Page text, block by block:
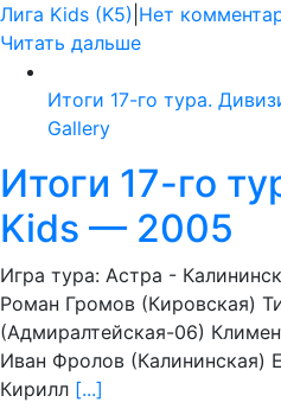
Лига Kids (K5) Нет
Читать дальше
Итоги 17-го тура.
Gallery
Итоги 17-го
Kids — 2005
Игра тура: Астра -
Роман Громов (Кировская)
(Адмиралтейская-06)
Иван Фролов (Калининская)
Кирилл [...]